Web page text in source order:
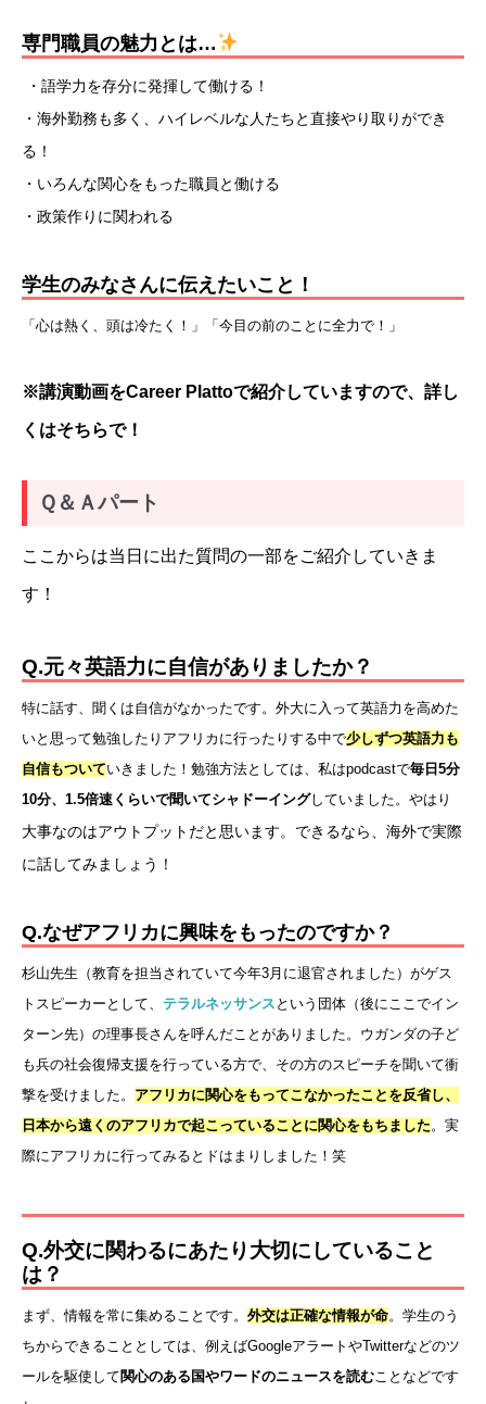
専門職員の魅力とは…
・語学力を存分に発揮して働ける！
・ 海外勤務も多く、ハイレベルな人たちと直接やり取りができ
る！
・いろんな関心をもった職員と働ける
・政策作りに関われる
学生のみなさんに伝えたいこと！
「心は熱く、頭は冷たく！」「今目の前のことに全力で！」
※講演動画をCareer Plattoで紹介していますので、詳し
くはそちらで！
Ｑ＆Ａパート
ここからは当日に出た質問の一部をご紹介していきま
す！
Q.元々英語力に自信がありましたか？
特に話す、聞くは自信がなかったです。外大に入って英語力を高めた
いと思って勉強したりアフリカに行ったりする中で少しずつ英語力も
自信もついていきました！勉強方法としては、私はpodcastで毎日5分
10分、1.5倍速くらいで聞いてシャドーイングしていました。やはり
大事なのはアウトプットだと思います。 できるなら、海外で実際
に話してみましょう！
Q.なぜアフリカに興味をもったのですか？
杉山先生（教育を担当されていて今年3月に退官されました）がゲス
トスピーカーとして、 テラルネッサンス という団体（後にここでイン
ターン先）の理事長さんを呼んだことがありました。ウガンダの子ど
も兵の社会復帰支援を行っている方で、その方のスピーチを聞いて衝
撃を受けました。 アフリカに関心をもってこなかったことを反省し、
日本から遠くのアフリカで起こっていることに関心をもちました。実
際にアフリカに行ってみるとドはまりしました！笑
Q.外交に関わるにあたり大切にしていること
は？
まず、情報を常に集めることです。 外交は正確な情報が命。学生のう
ちからできることとしては、例えばGoogleアラートやTwitterなどのツ
ールを駆使して 関心のある国やワードのニュースを読む ことなどです